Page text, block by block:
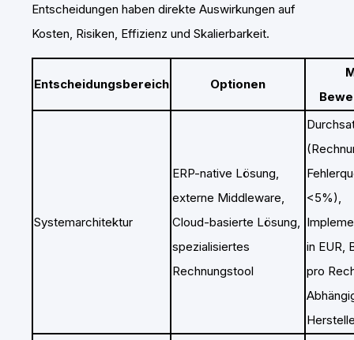
Entscheidungen haben direkte Auswirkungen auf
Kosten, Risiken, Effizienz und Skalierbarkeit.
Entscheidungsbereich Optionen
Systemarchitektur
ERP-native Lösung,
externe Middleware,
Cloud-basierte Lösung,
spezialisiertes
Rechnungstool
<5%),
in EUR,
pro